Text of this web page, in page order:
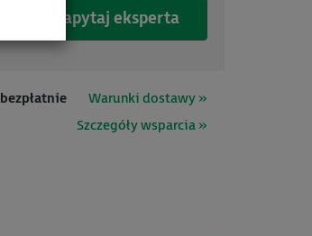
Zapytaj eksperta
bezpłatnie
Warunki dostawy »
Szczegóły wsparcia »